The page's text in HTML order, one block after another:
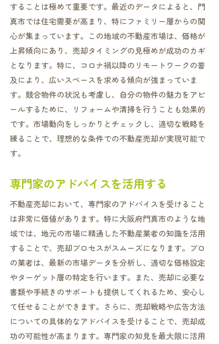
することは極めて重要です。最近のデータによると、門
真市では住宅需要が高まり、特にファミリー層からの関
心が集まっています。この地域の不動産市場は、価格が
上昇傾向にあり、売却タイミングの見極めが成功のカギ
となります。特に、コロナ禍以降のリモートワークの普
及により、広いスペースを求める傾向が強まっていま
す。競合物件の状況も考慮し、自分の物件の魅力をアピ
ールするために、リフォームや清掃を行うことも効果的
です。市場動向をしっかりとチェックし、適切な戦略を
練ることで、理想的な条件での不動産売却が実現可能で
す。
専門家のアドバイスを活用する
不動産売却において、専門家のアドバイスを受けること
は非常に価値があります。特に大阪府門真市のような地
域では、地元の市場に精通した不動産業者の知識を活用
することで、売却プロセスがスムーズになります。プロ
の業者は、最新の市場データを分析し、適切な価格設定
やターゲット層の特定を行います。また、売却に必要な
書類や手続きのサポートも提供してくれるため、安心し
て任せることができます。さらに、売却戦略や広告方法
についての具体的なアドバイスを受けることで、売却成
功の可能性が高まります。専門家の知見を最大限に活用